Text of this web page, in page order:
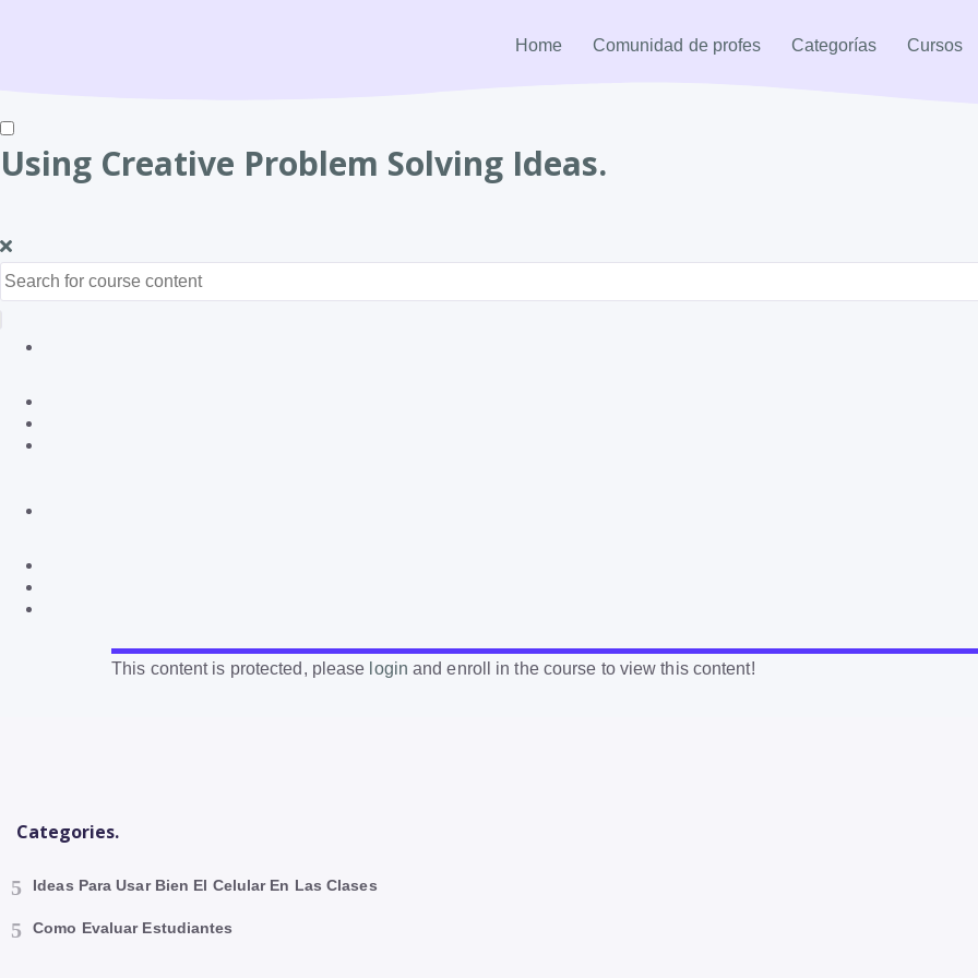
Home Comunidad de profes Categorías Cursos
Using Creative Problem Solving Ideas.
This content is protected, please login and enroll in the course to view this content!
Categories.
Ideas Para Usar Bien El Celular En Las Clases
Como Evaluar Estudiantes